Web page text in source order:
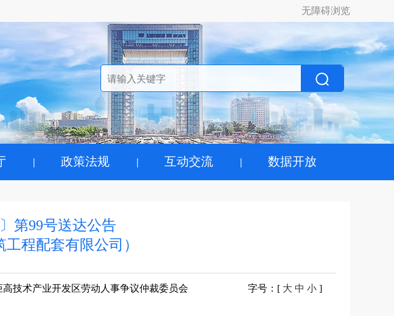
无障碍浏览
政策法规 互动交流 数据开放
第99号送达公告
程配套有限公司）
高技术产业开发区劳动人事争议仲裁委员会 字号：[ 大 中 小]